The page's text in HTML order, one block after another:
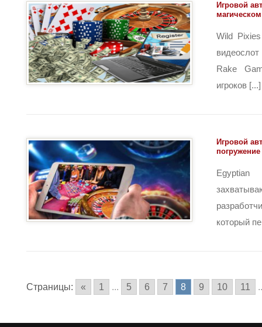
Игровой
Wild
Rake
игроков [...]
Игровой
который
Страницы: « 1 ... 5 6 7 8 9 10 11